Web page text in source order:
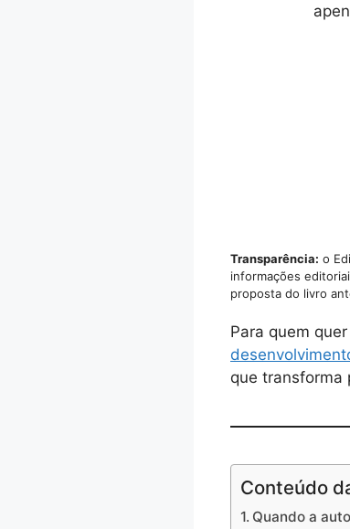
Transparência: o
informações
proposta do livro
Para quem
que transforma
Conteúdo
Quando a